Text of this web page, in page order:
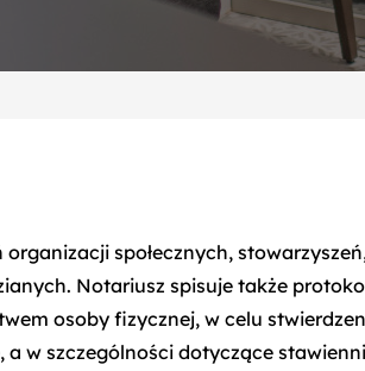
społecznych,
Notariusz spisuje także
osoby fizycznej, w celu
w szczególności dotyczące